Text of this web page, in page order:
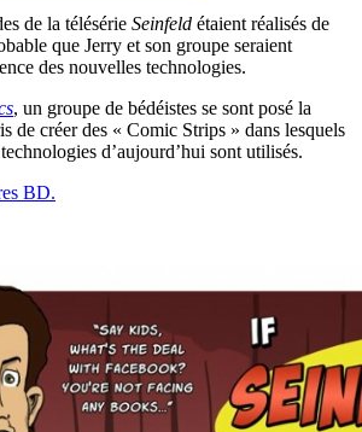
de la télésérie Seinfeld étaient réalisés de
que Jerry et son groupe seraient
des nouvelles technologies.
, un groupe de bédéistes se sont posé la
de créer des « Comic Strips » dans lesquels
d’aujourd’hui sont utilisés.
BD.